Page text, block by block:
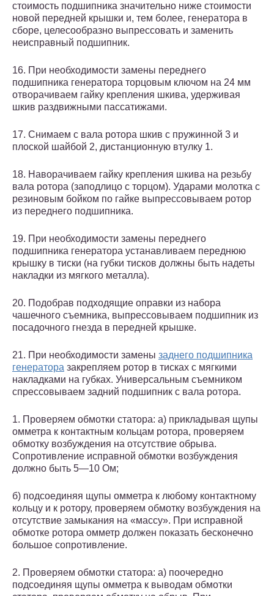
стоимость подшипника значительно ниже сто­имости
новой передней крышки и, тем более, генератора в
сборе, целе­сообразно выпрессовать и заменить
неисправный подшипник.
16. При необходимости замены переднего
подшипника генератора торцовым ключом на 24 мм
отворачиваем гайку крепления шкива, удерживая
шкив раздвижными пассатижами.
17. Снимаем с вала ротора шкив с пружинной 3 и
плоской шайбой 2, дистанционную втулку 1.
18. Наворачиваем гайку крепле­ния шкива на резьбу
вала ротора (заподлицо с торцом). Ударами мо­лотка с
резиновым бойком по гайке выпрессовываем ротор
из переднего подшипника.
19. При необходимости замены переднего
подшипника генератора устанавливаем переднюю
крышку в тиски (на губки тисков должны быть надеты
накладки из мягкого металла).
20. Подобрав подходящие оправки из набора
чашечного съемника, выпрессовываем подшипник из
посадочного гнезда в передней крышке.
21. При необходимости замены заднего подшипника
генератора закрепляем ротор в тисках с мягкими
накладками на губках. Универсальным съемником
спрессовываем задний подшипник с вала ротора.
1. Проверяем обмотки статора: а) прикладывая щупы
омметра к контактным кольцам ротора, проверяем
обмотку возбуждения на отсутствие обрыва.
Сопротивление исправной обмотки возбуждения
должно быть 5—10 Ом;
б) подсоединяя щупы омметра к любому контактному
кольцу и к ротору, проверяем обмотку возбуждения на
отсутствие замыкания на «массу». При исправной
обмотке ротора омметр должен показать бесконечно
большое сопротивление.
2. Проверяем обмотки статора: а) поочередно
подсоединяя щупы омметра к выводам обмотки